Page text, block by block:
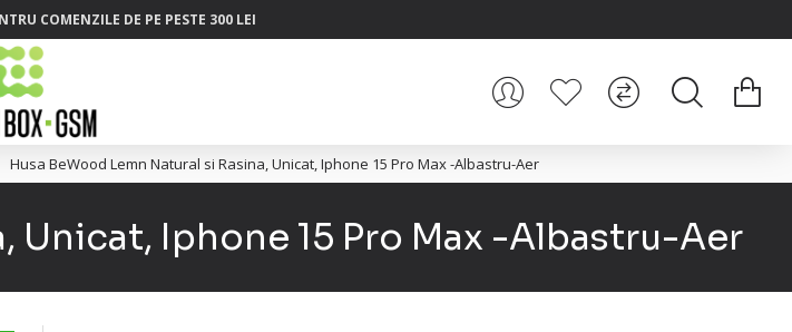
COMENZILE DE PE PESTE 300 LEI
Husa BeWood Lemn Natural si Rasina, Unicat, Iphone 15 Pro Max -Albastru-Aer
Unicat, Iphone 15 Pro Max -Albastru-Aer